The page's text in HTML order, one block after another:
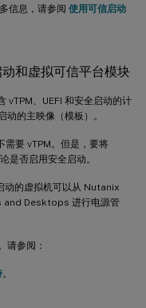
信息，请参阅 使用可信启动
和虚拟可信平台模块
、UEFI 和安全启动的计
动的主映像（模板）。
要 vTPM。但是，要将
是否启用安全启动。
动的虚拟机可以从 Nutanix
Desktops 进行电源管
请参阅：
。